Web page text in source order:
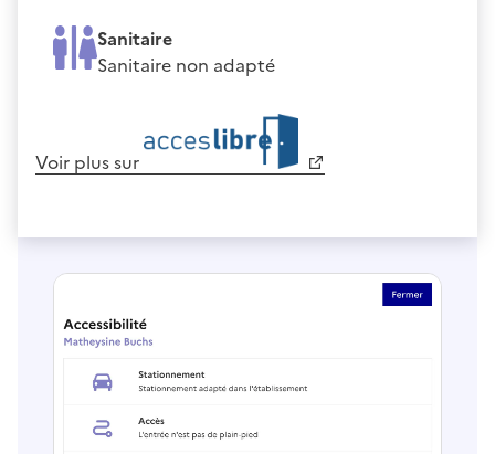
Sanitaire
Sanitaire non adapté
Voir plus sur